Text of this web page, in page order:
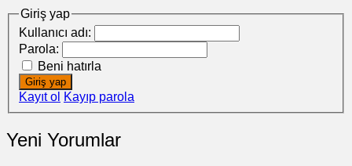
Giriş yap
Kullanıcı adı:
Parola:
Beni hatırla
Giriş yap
Kayıt ol Kayıp parola
Yeni Yorumlar